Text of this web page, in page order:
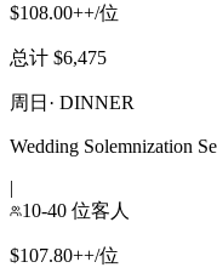
$108.00++/位
总计 $6,475
周日 · DINNER
Wedding Solemnization
|
10-40 位客人
$107.80++/位